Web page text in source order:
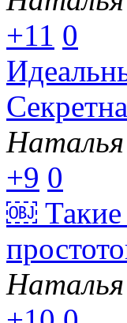
+11 0
+9 0
￼